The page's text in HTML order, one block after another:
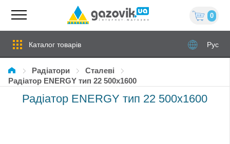
0
Каталог товарів Рус
Радіатори
сталеві
Радіатор ENERGY тип 22 500x1600
Радіатор ENERGY тип 22 500x1600